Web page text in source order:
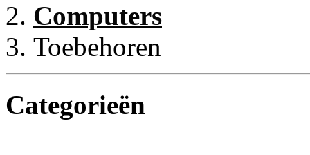
Computers
Toebehoren
Categorieën